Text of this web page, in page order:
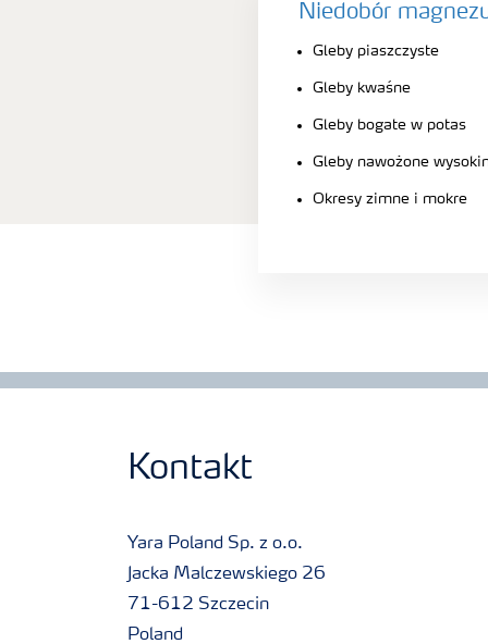
Niedobór
Gleby piaszczyste
Gleby kwaśne
Gleby bogate w potas
Gleby nawożone
Okresy zimne i mokre
Kontakt
Yara Poland Sp. z o.o.
Jacka Malczewskiego 26
71-612 Szczecin
Poland